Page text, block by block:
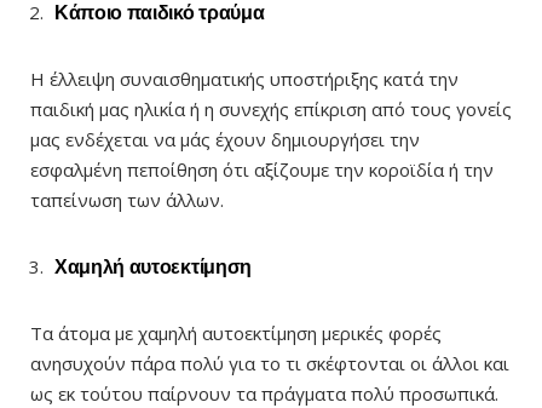
Κάποιο παιδικό τραύμα
Η έλλειψη συναισθηματικής υποστήριξης κατά την
παιδική μας ηλικία ή η συνεχής επίκριση από τους γονείς
μας ενδέχεται να μάς έχουν δημιουργήσει την
εσφαλμένη πεποίθηση ότι αξίζουμε την κοροϊδία ή την
ταπείνωση των άλλων.
Χαμηλή αυτοεκτίμηση
Τα άτομα με χαμηλή αυτοεκτίμηση μερικές φορές
ανησυχούν πάρα πολύ για το τι σκέφτονται οι άλλοι και
ως εκ τούτου παίρνουν τα πράγματα πολύ προσωπικά.